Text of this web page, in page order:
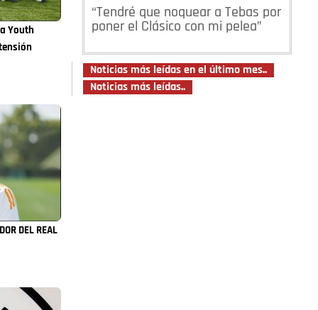
Youth
DEL REAL
“Tendré que noquear a Tebas por
poner el Clásico con mi pelea”
Noticias más leídas en el último mes..
Noticias más leídas..